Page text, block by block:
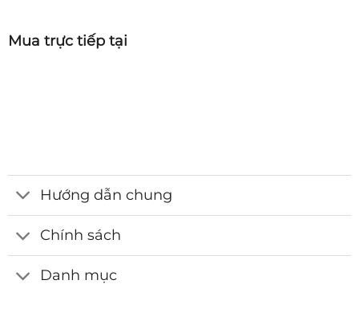
Mua trực tiếp tại
Hướng dẫn chung
Chính sách
Danh mục